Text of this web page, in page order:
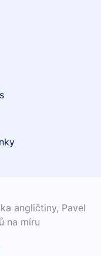
angličtiny, Pavel
na míru